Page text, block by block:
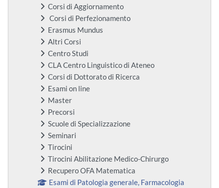
Corsi di Aggiornamento
Corsi di Perfezionamento
Erasmus Mundus
Altri Corsi
Centro Studi
CLA Centro Linguistico di Ateneo
Corsi di Dottorato di Ricerca
Esami on line
Master
Precorsi
Scuole di Specializzazione
Seminari
Tirocini
Tirocini Abilitazione Medico-Chirurgo
Recupero OFA Matematica
Esami di Patologia generale, Farmacologia